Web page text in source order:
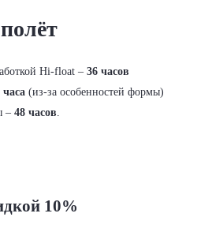
Hi-float – 36 часов
часа (из-за особенностей формы)
– 48 часов
10%